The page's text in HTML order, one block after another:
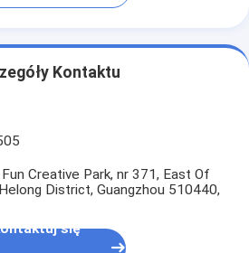
Kontaktu
Creative Park, nr 371, East Of
District, Guangzhou 510440,
się